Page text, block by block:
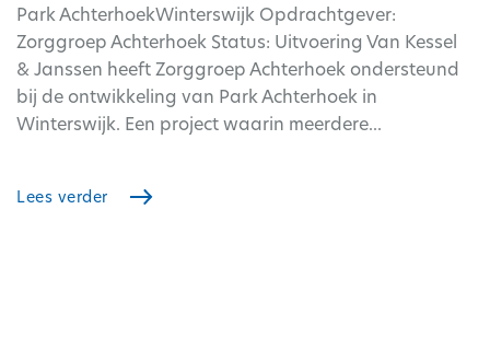
Park AchterhoekWinterswijk Opdrachtgever:
Zorggroep Achterhoek Status: Uitvoering Van Kessel
& Janssen heeft Zorggroep Achterhoek ondersteund
bij de ontwikkeling van Park Achterhoek in
Winterswijk. Een project waarin meerdere...
Lees verder